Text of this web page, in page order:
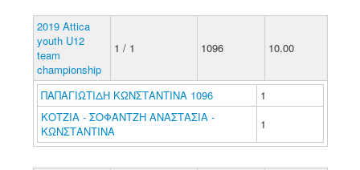
2019 Attica
youth U12
team
championship
1 / 1 1096 10.00
ΠΑΠΑΓΙΩΤΙΔΗ ΚΩΝΣΤΑΝΤΙΝΑ 1096
1
ΚΟΤΖΙΑ - ΣΟΦΑΝΤΖΗ ΑΝΑΣΤΑΣΙΑ -
ΚΩΝΣΤΑΝΤΙΝΑ
1